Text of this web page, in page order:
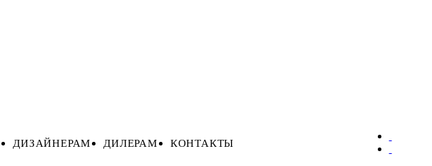
ДИЗАЙНЕРАМ ДИЛЕРАМ КОНТАКТЫ